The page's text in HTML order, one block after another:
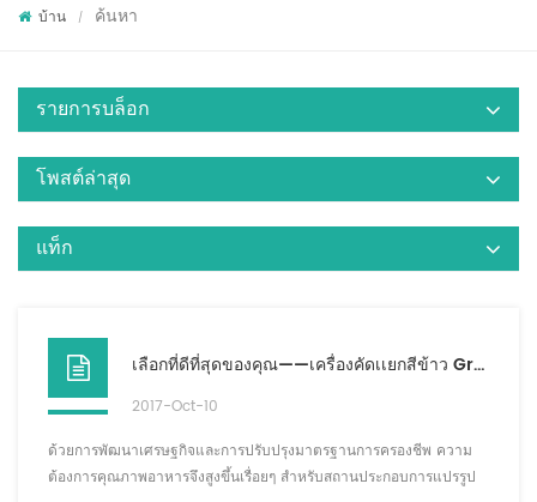
บ้าน / ค้นหา
รายการบล็อก
โพสต์ล่าสุด
แท็ก
เลือกที่ดีที่สุดของคุณ——เครื่องคัดเเยกสีข้าว GroTech
2017-Oct-10
ด้วยการพัฒนาเศรษฐกิจและการปรับปรุงมาตรฐานการครองชีพ ความ
ต้องการคุณภาพอาหารจึงสูงขึ้นเรื่อยๆ สำหรับสถานประกอบการแปรรูป